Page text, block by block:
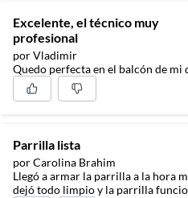
Excelente, el técnico muy
profesional
por Vladimir
Parrilla lista
por Carolina Brahim
Llegó a armar la parrilla a la hora
dejó todo limpio y la parrilla